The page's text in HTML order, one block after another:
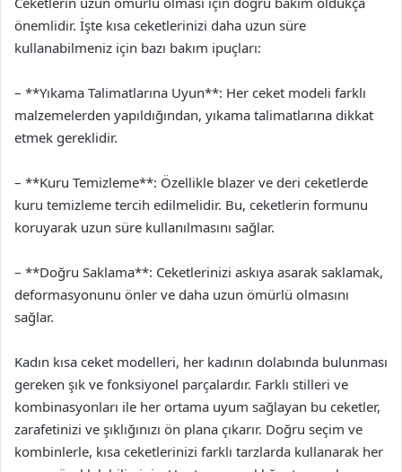
önemlidir. İşte kısa ceketlerinizi daha uzun süre
kullanabilmeniz için bazı bakım ipuçları:
– **Yıkama Talimatlarına Uyun**: Her ceket modeli farklı
malzemelerden yapıldığından, yıkama talimatlarına dikkat
etmek gereklidir.
– **Kuru Temizleme**: Özellikle blazer ve deri ceketlerde
kuru temizleme tercih edilmelidir. Bu, ceketlerin formunu
koruyarak uzun süre kullanılmasını sağlar.
– **Doğru Saklama**: Ceketlerinizi askıya asarak saklamak,
deformasyonunu önler ve daha uzun ömürlü olmasını
sağlar.
Kadın kısa ceket modelleri, her kadının dolabında bulunması
gereken şık ve fonksiyonel parçalardır. Farklı stilleri ve
kombinasyonları ile her ortama uyum sağlayan bu ceketler,
zarafetinizi ve şıklığınızı ön plana çıkarır. Doğru seçim ve
kombinlerle, kısa ceketlerinizi farklı tarzlarda kullanarak her